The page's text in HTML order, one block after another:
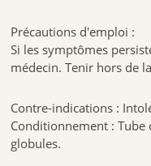
Précautions d'emploi :
Si les symptômes
médecin. Tenir hors de
Contre-indications :
Conditionnement : Tube
globules.